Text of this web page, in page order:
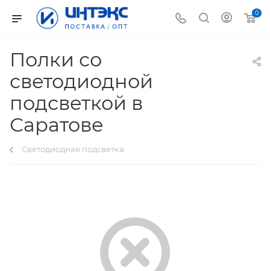
0
Полки со
светодиодной
подсветкой в
Саратове
Светодиодная подсветка